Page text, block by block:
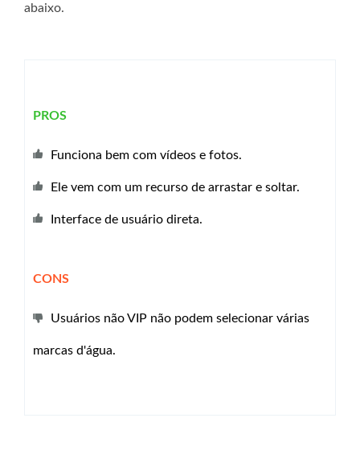
abaixo.
PROS
Funciona bem com vídeos e fotos.
Ele vem com um recurso de arrastar e soltar.
Interface de usuário direta.
CONS
Usuários não VIP não podem selecionar várias
marcas d'água.